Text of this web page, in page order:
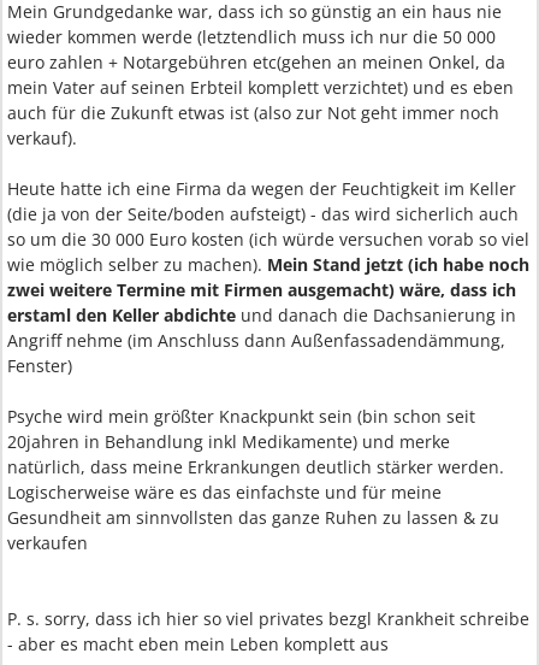
Mein Grundgedanke war, dass ich so günstig an ein haus nie
wieder kommen werde (letztendlich muss ich nur die 50 000
euro zahlen + Notargebühren etc(gehen an meinen Onkel, da
mein Vater auf seinen Erbteil komplett verzichtet) und es eben
auch für die Zukunft etwas ist (also zur Not geht immer noch
verkauf).
Heute hatte ich eine Firma da wegen der Feuchtigkeit im Keller
(die ja von der Seite/boden aufsteigt) - das wird sicherlich auch
so um die 30 000 Euro kosten (ich würde versuchen vorab so viel
wie möglich selber zu machen). Mein Stand jetzt (ich habe noch
zwei weitere Termine mit Firmen ausgemacht) wäre, dass ich
erstaml den Keller abdichte und danach die Dachsanierung in
Angriff nehme (im Anschluss dann Außenfassadendämmung,
Fenster)
Psyche wird mein größter Knackpunkt sein (bin schon seit
20jahren in Behandlung inkl Medikamente) und merke
natürlich, dass meine Erkrankungen deutlich stärker werden.
Logischerweise wäre es das einfachste und für meine
Gesundheit am sinnvollsten das ganze Ruhen zu lassen & zu
verkaufen
P. s. sorry, dass ich hier so viel privates bezgl Krankheit schreibe
- aber es macht eben mein Leben komplett aus